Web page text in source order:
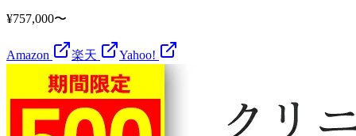
¥757,000〜
Amazon 楽天 Yahoo!